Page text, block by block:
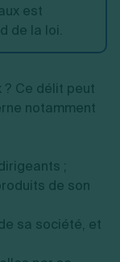
est
de la loi.
? Ce délit peut
notamment
;
de son
sa société, et